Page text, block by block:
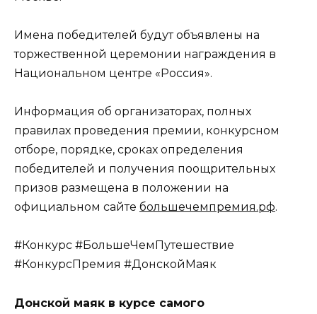
Имена победителей будут объявлены на
торжественной церемонии награждения в
Национальном центре «Россия».
Информация об организаторах, полных
правилах проведения премии, конкурсном
отборе, порядке, сроках определения
победителей и получения поощрительных
призов размещена в положении на
официальном сайте большечемпремия.рф.
#Конкурс #БольшеЧемПутешествие
#КонкурсПремия #ДонскойМаяк
Донской маяк в курсе самого